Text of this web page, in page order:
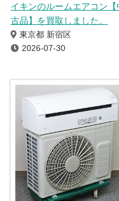
イキンのルームエアコン【
古品】を買取しました。
東京都 新宿区
2026-07-30